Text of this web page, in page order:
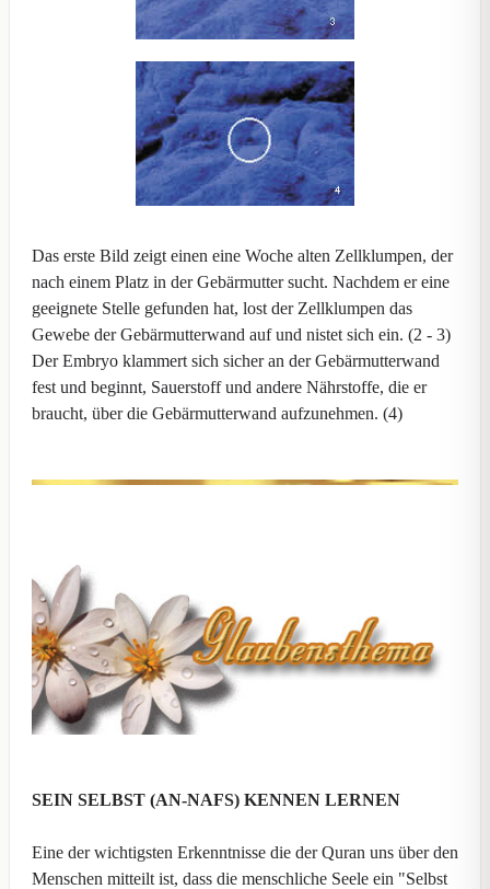
Das erste Bild zeigt einen eine Woche alten Zellklumpen, der
nach einem Platz in der Gebärmutter sucht. Nachdem er eine
geeignete Stelle gefunden hat, lost der Zellklumpen das
Gewebe der Gebärmutterwand auf und nistet sich ein. (2 - 3)
Der Embryo klammert sich sicher an der Gebärmutterwand
fest und beginnt, Sauerstoff und andere Nährstoffe, die er
braucht, über die Gebärmutterwand aufzunehmen. (4)
SEIN SELBST (AN-NAFS) KENNEN LERNEN
Eine der wichtigsten Erkenntnisse die der Quran uns über den
Menschen mitteilt ist, dass die menschliche Seele ein "Selbst